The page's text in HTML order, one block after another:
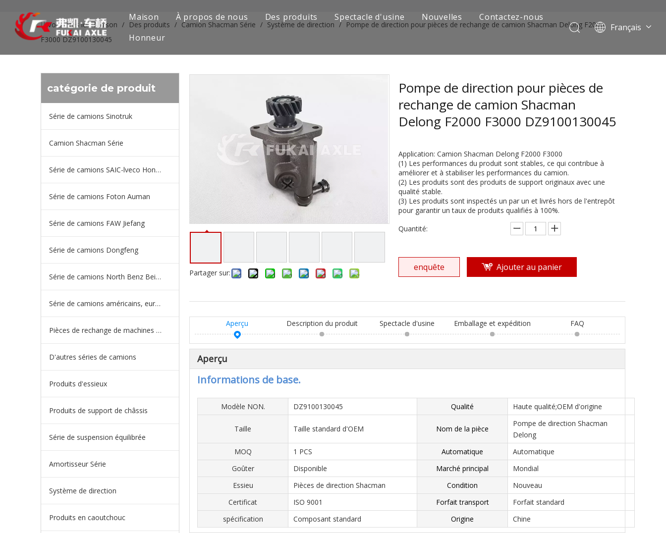
Maison À propos de nous Des produits
Série de camions SAIC-lveco Hongyan
Série de camions Foton Auman
Série de camions FAW Jiefang
Série de camions Dongfeng
Série de camions européens et japonais
Pièces de rechange de machines d'ingénierie de camion minier
D'autres séries de camions
Spectacle d'usine Nouvelles
Contactez-nous
Honneur
Français
Pусский
Vous êtes ici: Maison / Des produits / Camion Shacman Série / Système de direction / Pompe de direction pour pièces de rechange de camion Shacman Delong F2000
F3000 DZ9100130045
catégorie de produit
Série de camions Sinotruk
Camion Shacman Série
Série de camions SAIC-lveco Hongyan
Série de camions Foton Auman
Série de camions FAW Jiefang
Série de camions Dongfeng
Série de camions North Benz Beiben
Série de camions américains, européens et japonais
Pièces de rechange de machines d'ingénierie de camion minier
D'autres séries de camions
Produits d'essieux
Produits de support de châssis
Série de suspension équilibrée
Amortisseur Série
Système de direction
Produits en caoutchouc
Partager sur:
Pompe de direction pour pièces de
rechange de camion Shacman
Delong F2000 F3000 DZ9100130045
Application: Camion Shacman Delong F2000 F3000
(1) Les performances du produit sont stables, ce qui contribue à
améliorer et à stabiliser les performances du camion.
(2) Les produits sont des produits de support originaux avec une
qualité stable.
(3) Les produits sont inspectés un par un et livrés hors de l'entrepôt
pour garantir un taux de produits qualifiés à 100%.
Quantité:
enquête Ajouter au panier
Aperçu Description du produit Spectacle d'usine Emballage et expédition FAQ
Aperçu
Informations de base.
Modèle NON. DZ9100130045 Qualité Haute qualité;OEM d'origine
Taille Taille standard d'OEM Nom de la pièce
Pompe de direction Shacman
Delong
MOQ
1 PCS Automatique
Automatique
Goûter
Disponible Marché principal
Mondial
Essieu
Pièces de direction Shacman Condition
Nouveau
Certificat
ISO 9001 Forfait transport
Forfait standard
spécification
Composant standard Origine Chine